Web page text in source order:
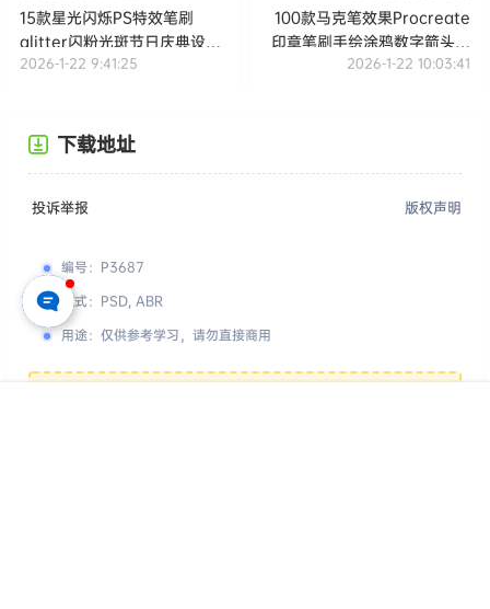
15款星光闪烁PS特效笔刷
glitter闪粉光斑节日庆典设计
素材
2026-1-22 9:41:25
100款马克笔效果Procreate
印章笔刷手绘涂鸦数字箭头形
状设计素材
2026-1-22 10:03:41
下载地址
投诉举报 版权声明
编号： P3687
格式： PSD, ABR
用途： 仅供参考学习，请勿直接商用